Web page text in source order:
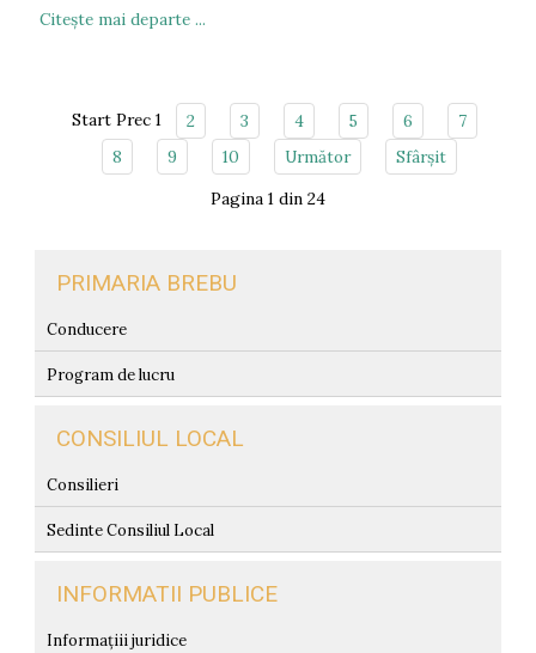
Citeşte mai departe ...
Start Prec 1 2 3 4 5 6
7
8
9 10 Următor
Sfârșit
Pagina 1 din 24
PRIMARIA BREBU
Conducere
Program de lucru
CONSILIUL LOCAL
Consilieri
Sedinte Consiliul Local
INFORMATII PUBLICE
Informațiii juridice